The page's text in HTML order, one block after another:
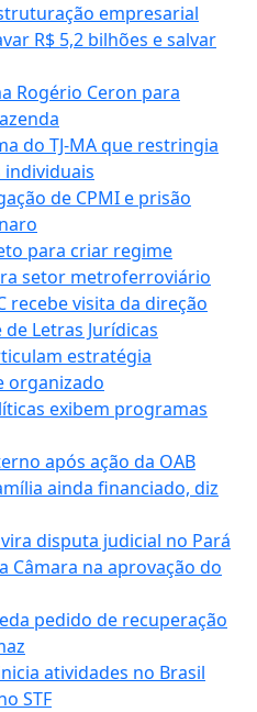
empresarial
R$ 5,2 bilhões e salvar
Rogério Ceron para
do TJ-MA que restringia
de CPMI e prisão
para criar regime
setor metroferroviário
recebe visita da direção
Letras Jurídicas
estratégia
organizado
exibem programas
após ação da OAB
ainda financiado, diz
disputa judicial no Pará
Câmara na aprovação do
pedido de recuperação
atividades no Brasil
STF